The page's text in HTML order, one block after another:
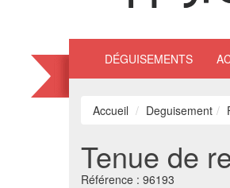
DÉGUISEMENTS
Accueil Deguisement
Tenue de
Référence : 96193